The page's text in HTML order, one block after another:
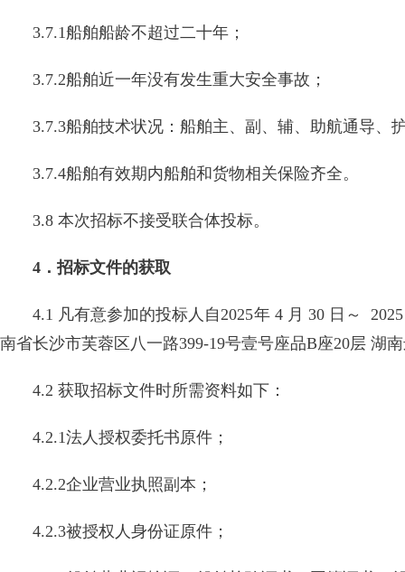
3.7.1船舶船龄不超过二十年；
3.7.2船舶近一年没有发生重大安全事故；
3.7.3船舶技术状况：船舶主、副、辅、助航通导、
3.7.4船舶有效期内船舶和货物相关保险齐全。
3.8 本次招标不接受联合体投标。
4．招标文件的获取
4.1 凡有意参加的投标人自2025年 4 月 30 日～
南省长沙市芙蓉区八一路399-19号壹号座品B座20层 湖
4.2 获取招标文件时所需资料如下：
4.2.1法人授权委托书原件；
4.2.2企业营业执照副本；
4.2.3被授权人身份证原件；